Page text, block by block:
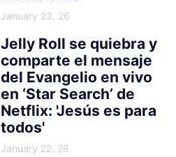
January 23, 26
Jelly Roll se quiebra y
comparte el mensaje
del Evangelio en vivo
en ‘Star Search’ de
Netflix: 'Jesús es para
todos'
January 22, 26